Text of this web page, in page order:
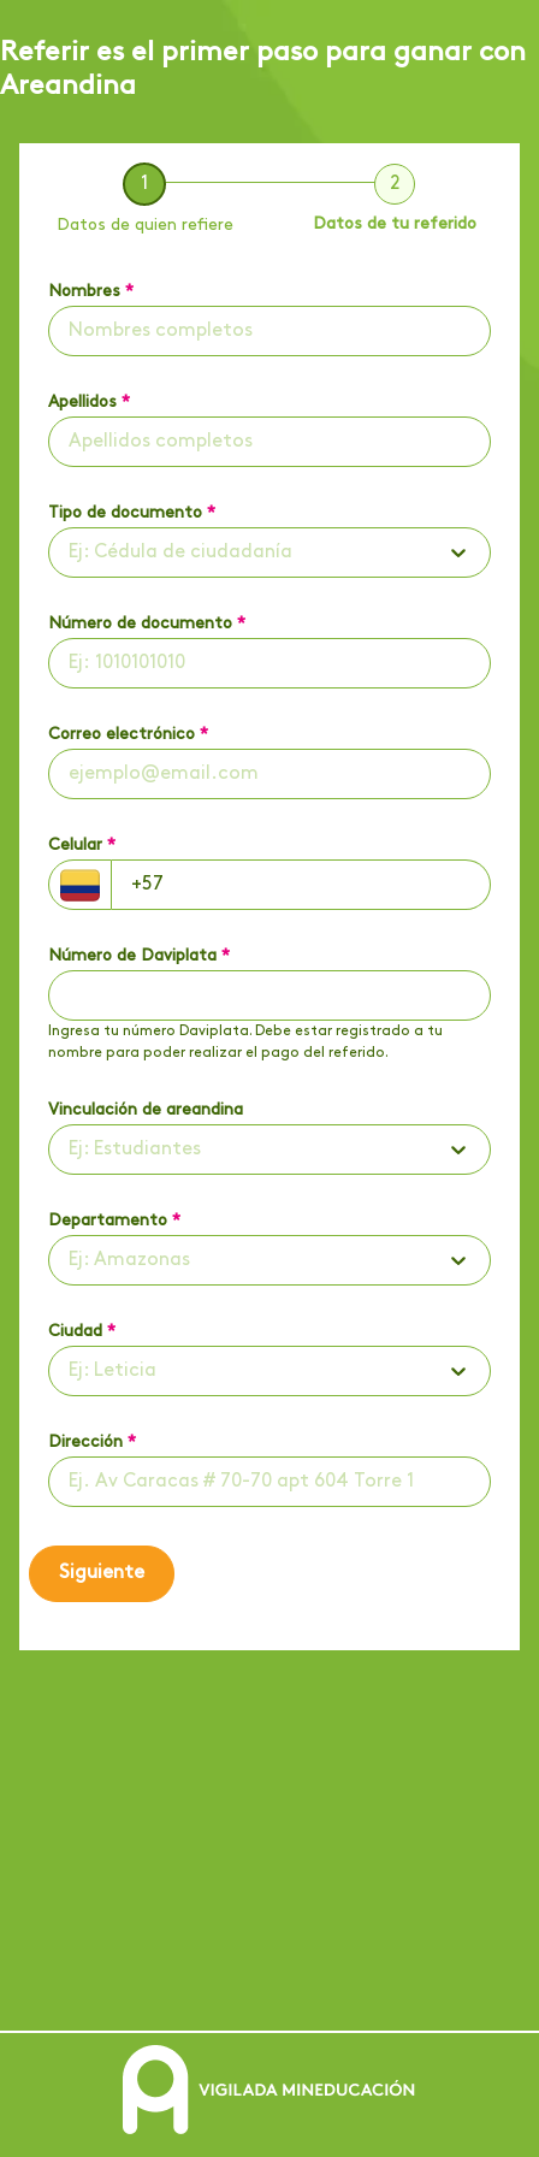
Referir es el primer paso para ganar con
Areandina
1
Datos de quien refiere
2
Datos de tu referido
Nombres *
Apellidos *
Tipo de documento *
Ej: Cédula de ciudadanía
Número de documento *
Correo electrónico *
Celular *
Número de Daviplata *
Ingresa tu número Daviplata. Debe estar registrado a tu
nombre para poder realizar el pago del referido.
Vinculación de areandina
Ej: Estudiantes
Departamento *
Ej: Amazonas
Ciudad *
Ej: Leticia
Dirección *
Siguiente